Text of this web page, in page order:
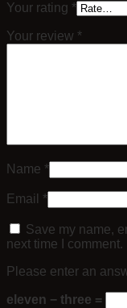
Your rating *
Your review *
Name *
Email *
Save my name,
next time I comment.
Please enter an
eleven − three =